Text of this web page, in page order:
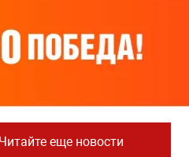
Читайте еще новости